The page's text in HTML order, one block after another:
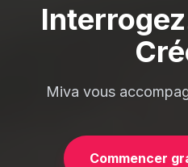
Miva vous
Commencer